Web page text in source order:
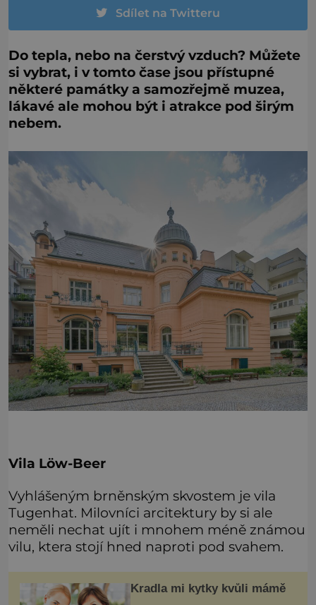
Sdílet na Twitteru
Do tepla, nebo na čerstvý vzduch? Můžete
si vybrat, i v tomto čase jsou přístupné
některé památky a samozřejmě muzea,
lákavé ale mohou být i atrakce pod širým
nebem.
Vila Löw-Beer
Vyhlášeným brněnským skvostem je vila
Tugenhat. Milovníci arcitektury by si ale
neměli nechat ujít i mnohem méně známou
vilu, ktera stojí hned naproti pod svahem.
Kradla mi kytky kvůli mámě